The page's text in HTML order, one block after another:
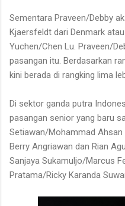
Sementara Praveen/Debby
Kjaersfeldt dari Denmark
Yuchen/Chen Lu. Praveen/
pasangan itu. Berdasarkan
kini berada di rangking lima
Di sektor ganda putra
pasangan senior yang baru
Setiawan/Mohammad Ahsan
Berry Angriawan dan Rian
Sanjaya Sukamuljo/Marcus
Pratama/Ricky Karanda